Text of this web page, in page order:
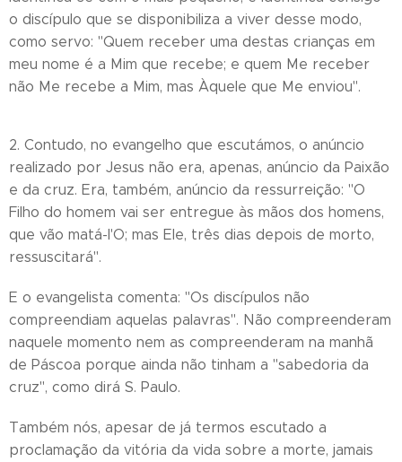
o discípulo que se disponibiliza a viver desse modo,
como servo: "Quem receber uma destas crianças em
meu nome é a Mim que recebe; e quem Me receber
não Me recebe a Mim, mas Àquele que Me enviou".
2. Contudo, no evangelho que escutámos, o anúncio
realizado por Jesus não era, apenas, anúncio da Paixão
e da cruz. Era, também, anúncio da ressurreição: "O
Filho do homem vai ser entregue às mãos dos homens,
que vão matá-l'O; mas Ele, três dias depois de morto,
ressuscitará".
E o evangelista comenta: "Os discípulos não
compreendiam aquelas palavras". Não compreenderam
naquele momento nem as compreenderam na manhã
de Páscoa porque ainda não tinham a "sabedoria da
cruz", como dirá S. Paulo.
Também nós, apesar de já termos escutado a
proclamação da vitória da vida sobre a morte, jamais